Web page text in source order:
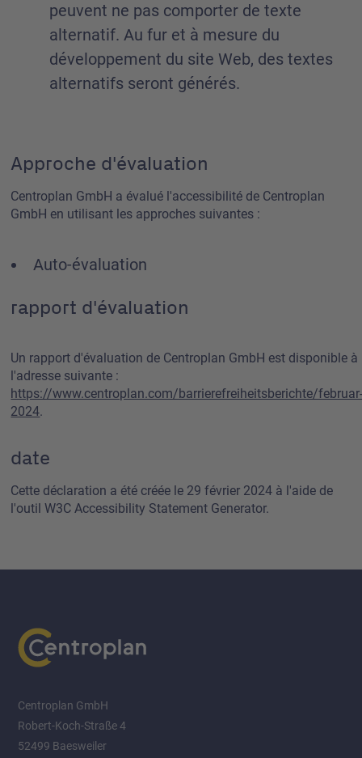
peuvent ne pas comporter de texte
alternatif. Au fur et à mesure du
développement du site Web, des textes
alternatifs seront générés.
Approche d'évaluation
Centroplan GmbH a évalué l'accessibilité de Centroplan
GmbH en utilisant les approches suivantes :
Auto-évaluation
rapport d'évaluation
Un rapport d'évaluation de Centroplan GmbH est disponible à
l'adresse suivante :
https://www.centroplan.com/barrierefreiheitsberichte/
2024.
date
Cette déclaration a été créée le 29 février 2024 à l'aide de
l'outil W3C Accessibility Statement Generator.
Centroplan GmbH
Robert-Koch-Straße 4
52499 Baesweiler